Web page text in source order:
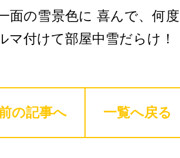
面の雪景色に 喜んで、何
マ付けて部屋中雪だらけ！
の記事へ 一覧へ戻る